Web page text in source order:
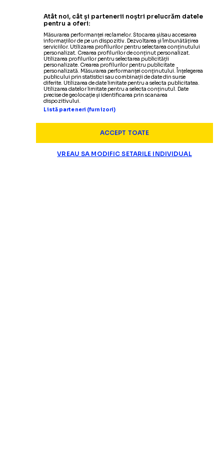
Atât noi, cât și partenerii noștri prelucrăm datele
pentru a oferi:
Măsurarea performanței reclamelor. Stocarea și/sau accesarea
informațiilor de pe un dispozitiv. Dezvoltarea și îmbunătățirea
serviciilor. Utilizarea profilurilor pentru selectarea conținutului
personalizat. Crearea profilurilor de conținut personalizat.
Utilizarea profilurilor pentru selectarea publicității
personalizate. Crearea profilurilor pentru publicitate
personalizată. Măsurarea performanței conținutului. Înțelegerea
publicului prin statistici sau combinații de date din surse
diferite. Utilizarea de date limitate pentru a selecta publicitatea.
Utilizarea datelor limitate pentru a selecta conținutul. Date
precise de geolocație și identificarea prin scanarea
dispozitivului.
Listă parteneri (furnizori)
ACCEPT TOATE
VREAU SA MODIFIC SETARILE INDIVIDUAL